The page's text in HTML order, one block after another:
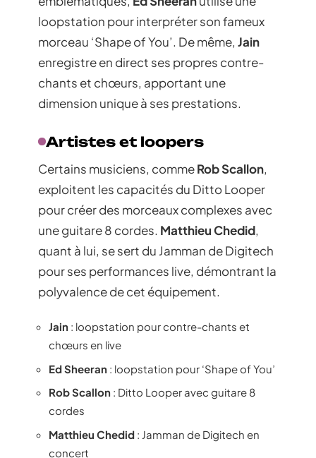
loopstation pour interpréter son fameux
morceau ‘Shape of You’. De même, Jain
enregistre en direct ses propres contre-
chants et chœurs, apportant une
dimension unique à ses prestations.
Artistes et loopers
Certains musiciens, commeRob Scallon,
exploitent les capacités du Ditto Looper
pour créer des morceaux complexes avec
une guitare 8 cordes. Matthieu Chedid,
quant à lui, se sert du Jamman de Digitech
pour ses performances live, démontrant la
polyvalence de cet équipement.
Jain : loopstation pour contre-chants et
chœurs en live
Ed Sheeran : loopstation pour ‘Shape of You’
Rob Scallon : Ditto Looper avec guitare 8
cordes
Matthieu Chedid : Jamman de Digitech en
concert